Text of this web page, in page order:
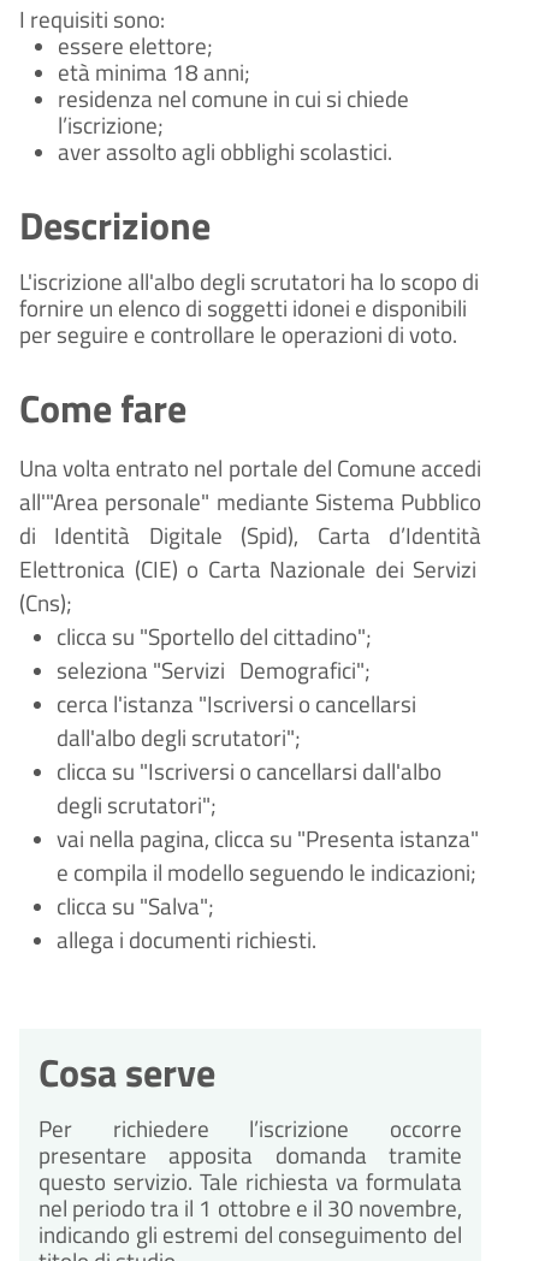
I requisiti sono:
essere elettore;
età minima 18 anni;
residenza nel comune in cui si chiede
l’iscrizione;
aver assolto agli obblighi scolastici.
Descrizione
L'iscrizione all'albo degli scrutatori ha lo scopo di
fornire un elenco di soggetti idonei e disponibili
per seguire e controllare le operazioni di voto.
Come fare
Una volta entrato nel portale del Comune accedi
all'"Area personale" mediante Sistema Pubblico
di Identità Digitale (Spid), Carta d’Identità
Elettronica (CIE) o Carta Nazionale dei Servizi
(Cns);
clicca su "Sportello del cittadino";
seleziona "Servizi Demografici";
cerca l'istanza "Iscriversi o cancellarsi
dall'albo degli scrutatori";
clicca su "Iscriversi o cancellarsi dall'albo
degli scrutatori";
vai nella pagina, clicca su "Presenta istanza"
e compila il modello seguendo le indicazioni;
clicca su "Salva";
allega i documenti richiesti.
Cosa serve
Per richiedere l’iscrizione occorre
presentare apposita domanda tramite
questo servizio. Tale richiesta va formulata
nel periodo tra il 1 ottobre e il 30 novembre,
indicando gli estremi del conseguimento del